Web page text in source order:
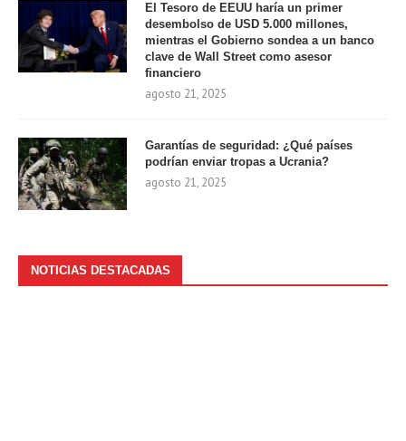
El Tesoro de EEUU haría un primer
desembolso de USD 5.000 millones,
mientras el Gobierno sondea a un banco
clave de Wall Street como asesor
financiero
agosto 21, 2025
Garantías de seguridad: ¿Qué países
podrían enviar tropas a Ucrania?
agosto 21, 2025
NOTICIAS DESTACADAS